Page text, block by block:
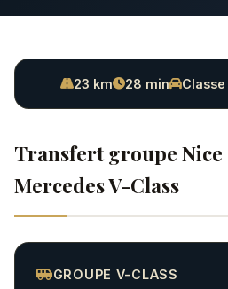
23 km 28 min Classe
Transfert groupe
Mercedes V-Class
GROUPE V-CLASS